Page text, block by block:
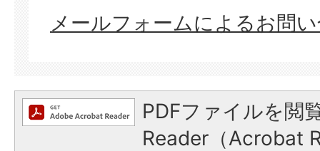
メールフォームによるお問
PDFファイルを閲
Reader（Acrobat